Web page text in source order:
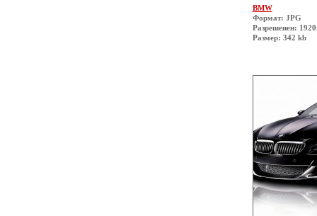
BMW
Формат: JPG
Разрешеиен:
Размер: 342 kb